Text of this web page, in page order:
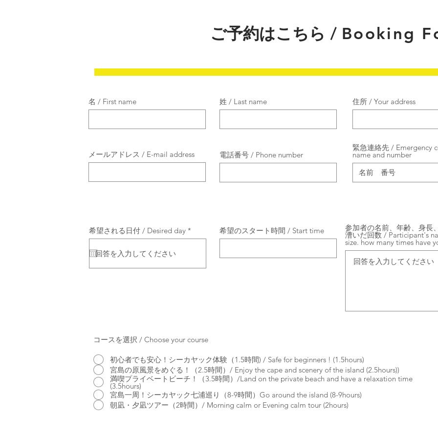
ご予約はこちら / Booking
名 / First name 姓 / Last name 住所 / Your address
メールアドレス / E-mail address 電話番号 / Phone number
緊急連絡先 / Emergency
name and number
希望される日付 / Desired day *
e
r
希望のスタート時間 / Start time 参加者の名前、年齢、身長
漕いだ回数 / Participant's
size. how many times have
コースを選択 / Choose your course
初心者でも安心！シーカヤック体験（1.5時間) / Safe for beginners ! (1.5hours)
宮島の原風景をめぐる！（2.5時間）/ Enjoy the cape and scenery of the island (2.5hours))
満喫プライベートビーチ！（3.5時間）/Land on the private beach and have a relaxation time
(3.5hours)
宮島一周！シーカヤック七浦巡り（8-9時間）Go around the island (8-9hours)
朝凪・夕凪ツアー（2時間）/ Morning calm or Evening calm tour (2hours)